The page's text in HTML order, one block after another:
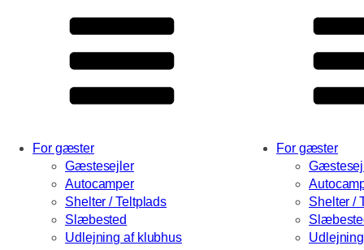
For gæster
Gæstesejler
Autocamper
Shelter / Teltplads
Slæbested
Udlejning af klubhus
For gæster
Shelter /